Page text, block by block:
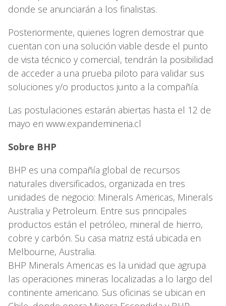
donde se anunciarán a los finalistas.
Posteriormente, quienes logren demostrar que
cuentan con una solución viable desde el punto
de vista técnico y comercial, tendrán la posibilidad
de acceder a una prueba piloto para validar sus
soluciones y/o productos junto a la compañía.
Las postulaciones estarán abiertas hasta el 12 de
mayo en www.expandemineria.cl
Sobre BHP
BHP es una compañía global de recursos
naturales diversificados, organizada en tres
unidades de negocio: Minerals Americas, Minerals
Australia y Petroleum. Entre sus principales
productos están el petróleo, mineral de hierro,
cobre y carbón. Su casa matriz está ubicada en
Melbourne, Australia.
BHP Minerals Americas es la unidad que agrupa
las operaciones mineras localizadas a lo largo del
continente americano. Sus oficinas se ubican en